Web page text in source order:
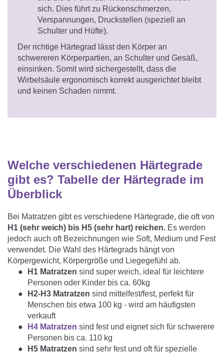
sich. Dies führt zu Rückenschmerzen,
Verspannungen, Druckstellen (speziell an
Schulter und Hüfte).
Der richtige Härtegrad lässt den Körper an
schwereren Körperpartien, an Schulter und Gesäß,
einsinken. Somit wird sichergestellt, dass die
Wirbelsäule ergonomisch korrekt ausgerichtet bleibt
und keinen Schaden nimmt.
Welche verschiedenen Härtegrade
gibt es? Tabelle der Härtegrade im
Überblick
Bei Matratzen gibt es verschiedene Härtegrade, die oft von
H1 (sehr weich) bis H5 (sehr hart) reichen. Es werden
jedoch auch oft Bezeichnungen wie Soft, Medium und Fest
verwendet. Die Wahl des Härtegrads hängt von
Körpergewicht, Körpergröße und Liegegefühl ab.
H1 Matratzen sind super weich, ideal für leichtere
Personen oder Kinder bis ca. 60kg
H2-H3 Matratzen sind mittelfest/fest, perfekt für
Menschen bis etwa 100 kg - wird am häufigsten
verkauft
H4 Matratzen sind fest und eignet sich für schwerere
Personen bis ca. 110 kg
H5 Matratzen sind sehr fest und oft für spezielle